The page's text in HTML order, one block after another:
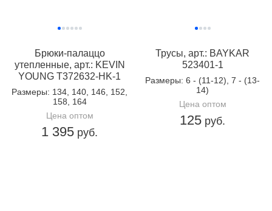
Брюки-палаццо
утепленные, арт.: KEVIN
YOUNG T372632-HK-1
Размеры: 134, 140, 146, 152,
158, 164
Цена оптом
1 395 руб.
Трусы, арт.: BAYKAR
523401-1
Размеры: 6 - (11-12), 7 - (13-
14)
Цена оптом
125 руб.